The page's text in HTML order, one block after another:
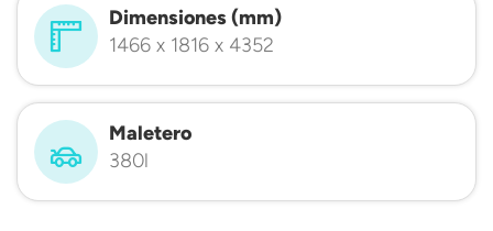
Dimensiones (mm)
1466 x 1816 x 4352
Maletero
380l